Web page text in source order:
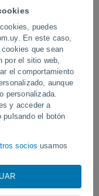
puedes
En este caso,
que sean
por el sitio web,
el comportamiento
aunque
personalizada.
y acceder a
pulsando el botón
socios usamos
y los
algunos
fútbol en Narathiwat,